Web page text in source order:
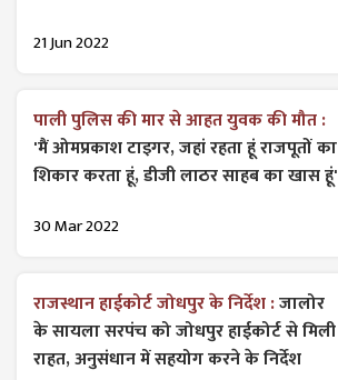
21 Jun 2022
पाली पुलिस की मार से आहत युवक की मौत :
'मैं ओमप्रकाश टाइगर, जहां रहता हूं राजपूतों का
शिकार करता हूं, डीजी लाठर साहब का खास हूं'
30 Mar 2022
राजस्थान हाईकोर्ट जोधपुर के निर्देश :जालोर
के सायला सरपंच को जोधपुर हाईकोर्ट से मिली
राहत, अनुसंधान में सहयोग करने के निर्देश